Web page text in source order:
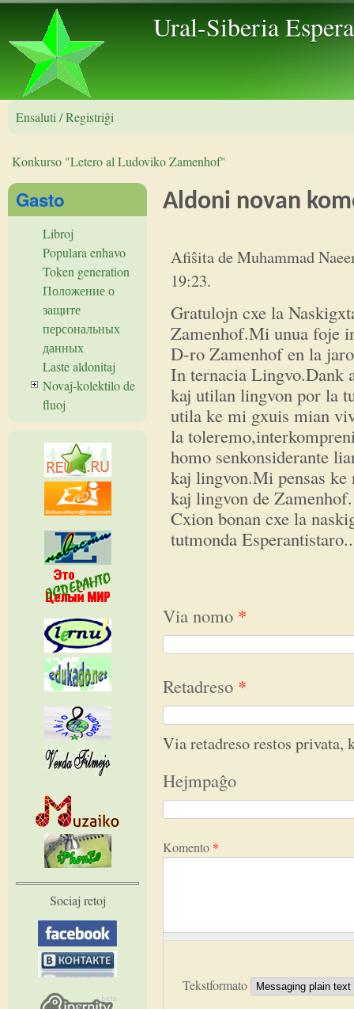
Ural-Siberia
Ensaluti / Registriĝi
Vi estas ĉi tie
Konkurso "Letero al Ludoviko Zamenhof"
Aldoni novan
Gratulojn ĉe la Naskiĝtago de
Afiŝita deMuhammad
19:23.
Gratulojn cxe la
Zamenhof.Mi unua foje
D-ro Zamenhof en la
In ternacia Lingvo.Dank
kaj utilan lingvon por la
utila ke mi gxuis mian
la
homo senkonsiderante
kaj lingvon.Mi pensas ke
kaj lingvon de Zamenhof.
Cxion bonan cxe la
tutmonda
Via nomo *
Retadreso *
Via retadreso restos privata,
Hejmpaĝo
Komento *
Tekstformato
Gasto
Libroj
Populara enhavo
Token generation
Положение о
защите
персональных
данных
Laste aldonitaj
Novaĵ-kolektilo de
fluoj
Sociaj retoj